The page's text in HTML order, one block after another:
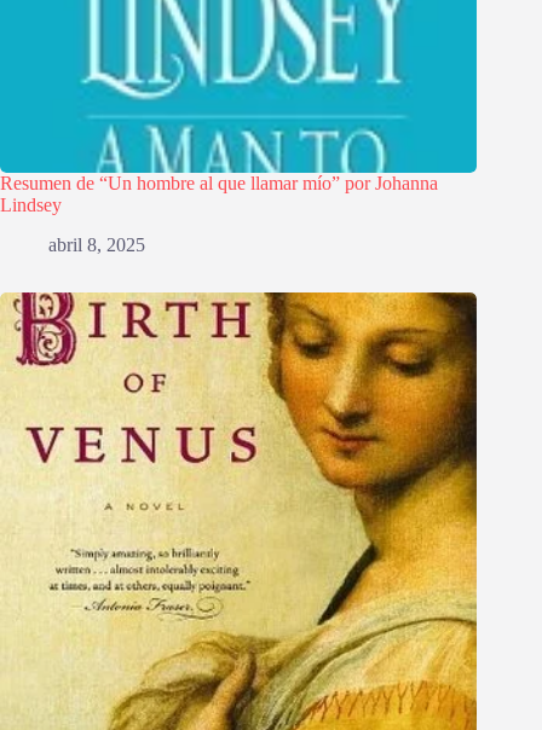
Resumen de “Un hombre al que llamar mío” por Johanna
Lindsey
abril 8, 2025